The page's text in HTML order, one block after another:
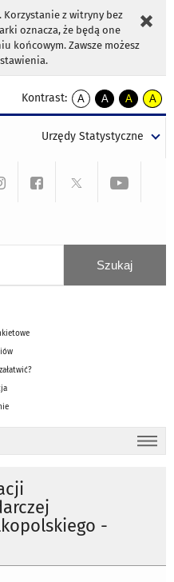
Korzystanie z witryny bez
oznacza, że będą one
końcowym. Zawsze możesz
Kontrast:
A
kontrast
A
kontrast
tekst
czarnym
A
kontrast
tekst
czarnym
A
tekst
żółtym
Urzędy Statystyczne
-